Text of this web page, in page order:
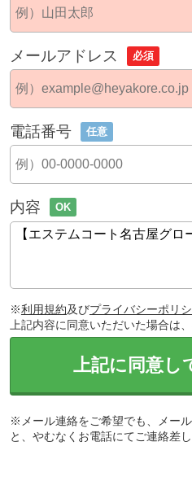
メールアドレス 必須
電話番号 任意
内容 OK
※利用規約及びプライバシーポリ
上記内容に同意いただいた場合は
上記に同意し
※メール連絡をご希望でも、メー
と、やむなくお電話にてご連絡差